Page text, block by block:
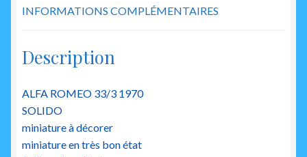
INFORMATIONS COMPLÉMENTAIRES
Description
ALFA ROMEO 33/3 1970
SOLIDO
miniature à décorer
miniature en très bon état